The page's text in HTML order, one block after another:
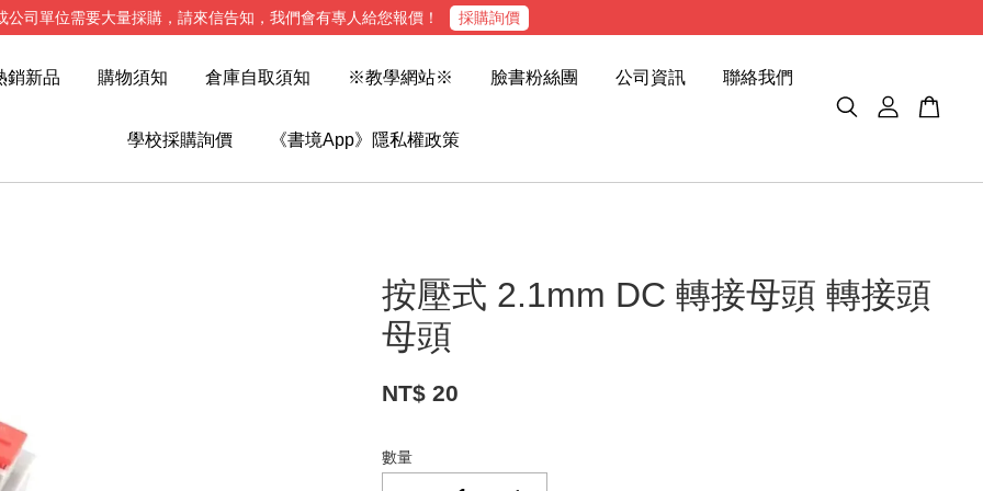
公司單位需要大量採購，請來信告知，我們會有專人給您報價！ 採購詢價
銷新品 購物須知 倉庫自取須知 ※教學網站※ 臉書粉絲團 公司資訊 聯絡我們
學校採購詢價 《書境App》隱私權政策
按壓式 2.1mm DC 轉接母頭 轉接頭
母頭
NT$ 20
數量